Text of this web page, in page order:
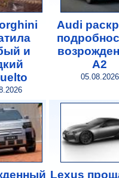
и
Audi
A2
05.08.2026
Lexus